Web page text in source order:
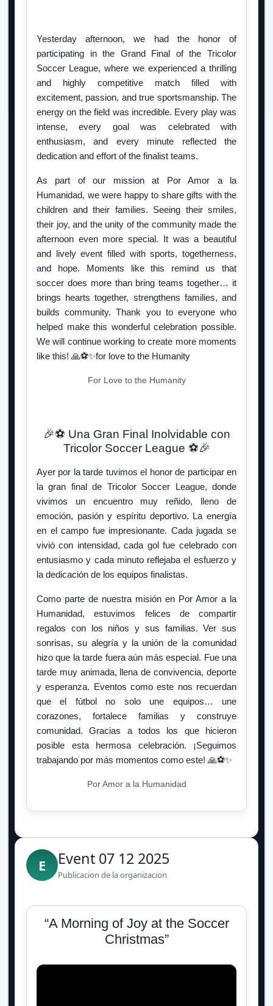
Yesterday afternoon, we had the honor of
participating in the Grand Final of the Tricolor
Soccer League, where we experienced a thrilling
and highly competitive match filled with
excitement, passion, and true sportsmanship. The
energy on the field was incredible. Every play was
intense, every goal was celebrated with
enthusiasm, and every minute reflected the
dedication and effort of the finalist teams.
As part of our mission at Por Amor a la
Humanidad, we were happy to share gifts with the
children and their families. Seeing their smiles,
their joy, and the unity of the community made the
afternoon even more special. It was a beautiful
and lively event filled with sports, togetherness,
and hope. Moments like this remind us that
soccer does more than bring teams together… it
brings hearts together, strengthens families, and
builds community. Thank you to everyone who
helped make this wonderful celebration possible.
We will continue working to create more moments
like this! 🙏⚽✨for love to the Humanity
For Love to the Humanity
🎉⚽ Una Gran Final Inolvidable con
Tricolor Soccer League ⚽🎉
Ayer por la tarde tuvimos el honor de participar en
la gran final de Tricolor Soccer League, donde
vivimos un encuentro muy reñido, lleno de
emoción, pasión y espíritu deportivo. La energía
en el campo fue impresionante. Cada jugada se
vivió con intensidad, cada gol fue celebrado con
entusiasmo y cada minuto reflejaba el esfuerzo y
la dedicación de los equipos finalistas.
Como parte de nuestra misión en Por Amor a la
Humanidad, estuvimos felices de compartir
regalos con los niños y sus familias. Ver sus
sonrisas, su alegría y la unión de la comunidad
hizo que la tarde fuera aún más especial. Fue una
tarde muy animada, llena de convivencia, deporte
y esperanza. Eventos como este nos recuerdan
que el fútbol no solo une equipos… une
corazones, fortalece familias y construye
comunidad. Gracias a todos los que hicieron
posible esta hermosa celebración. ¡Seguimos
trabajando por más momentos como este! 🙏⚽✨
Por Amor a la Humanidad
E Event 07 12 2025
Publicacion de la organizacion
“A Morning of Joy at the Soccer
Christmas”